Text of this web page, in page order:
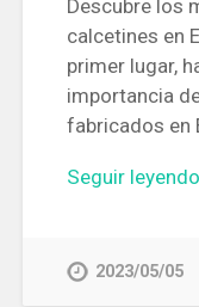
Descubre los
calcetines en
primer lugar,
importancia
fabricados en
Seguir
2023/05/05